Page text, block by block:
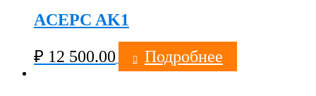
ACEPC AK1
₽ 12 500.00 Подробнее